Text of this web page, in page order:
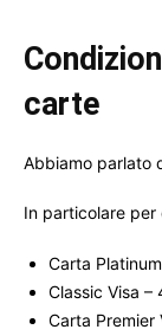
carte
Abbiamo parlato
In particolare
Carta
Classic Visa –
Carta Premier